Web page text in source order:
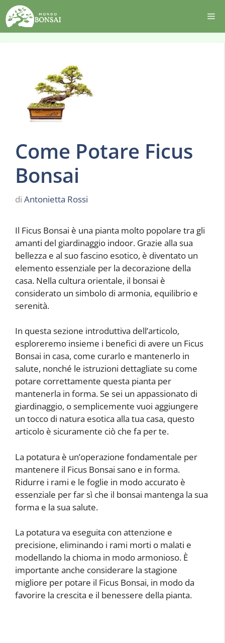
Vai
al
contenuto
Come Potare Ficus
Bonsai
di Antonietta Rossi
Il Ficus Bonsai è una pianta molto popolare tra gli
amanti del giardinaggio indoor. Grazie alla sua
bellezza e al suo fascino esotico, è diventato un
elemento essenziale per la decorazione della
casa. Nella cultura orientale, il bonsai è
considerato un simbolo di armonia, equilibrio e
serenità.
In questa sezione introduttiva dell’articolo,
esploreremo insieme i benefici di avere un Ficus
Bonsai in casa, come curarlo e mantenerlo in
salute, nonché le istruzioni dettagliate su come
potare correttamente questa pianta per
mantenerla in forma. Se sei un appassionato di
giardinaggio, o semplicemente vuoi aggiungere
un tocco di natura esotica alla tua casa, questo
articolo è sicuramente ciò che fa per te.
La potatura è un’operazione fondamentale per
mantenere il Ficus Bonsai sano e in forma.
Ridurre i rami e le foglie in modo accurato è
essenziale per far sì che il bonsai mantenga la sua
forma e la sua salute.
La potatura va eseguita con attenzione e
precisione, eliminando i rami morti o malati e
modellando la chioma in modo armonioso. È
importante anche considerare la stagione
migliore per potare il Ficus Bonsai, in modo da
favorire la crescita e il benessere della pianta.